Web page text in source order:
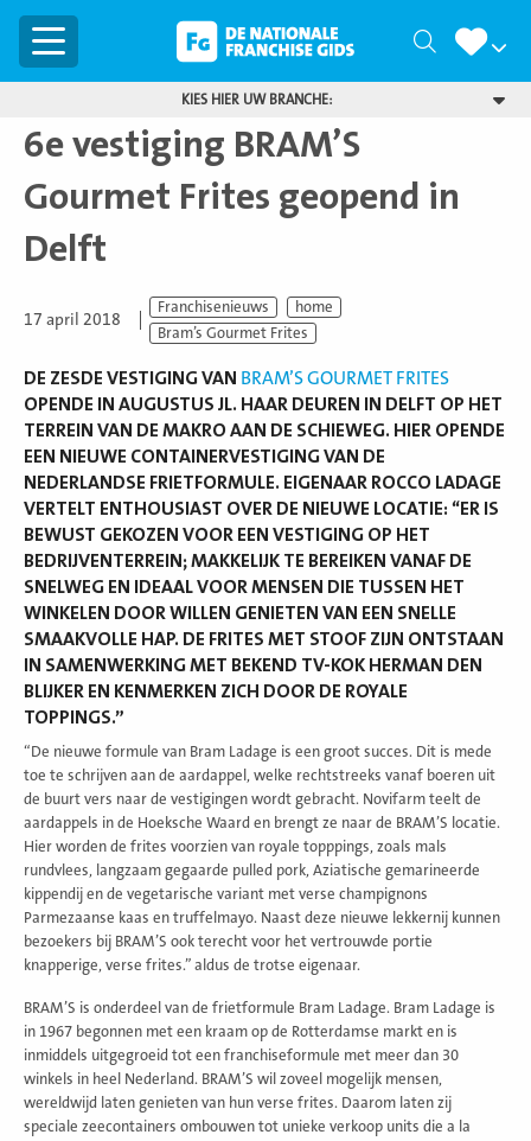
Menu Zoeken
KIES HIER UW BRANCHE:
6e vestiging BRAM’S
Gourmet Frites geopend in
Delft
17 april 2018
Franchisenieuws
home
Bram’s Gourmet Frites
DE ZESDE VESTIGING VAN BRAM’S GOURMET FRITES
OPENDE IN AUGUSTUS JL. HAAR DEUREN IN DELFT OP HET
TERREIN VAN DE MAKRO AAN DE SCHIEWEG. HIER OPENDE
EEN NIEUWE CONTAINERVESTIGING VAN DE
NEDERLANDSE FRIETFORMULE. EIGENAAR ROCCO LADAGE
VERTELT ENTHOUSIAST OVER DE NIEUWE LOCATIE: ‘‘ER IS
BEWUST GEKOZEN VOOR EEN VESTIGING OP HET
BEDRIJVENTERREIN; MAKKELIJK TE BEREIKEN VANAF DE
SNELWEG EN IDEAAL VOOR MENSEN DIE TUSSEN HET
WINKELEN DOOR WILLEN GENIETEN VAN EEN SNELLE
SMAAKVOLLE HAP. DE FRITES MET STOOF ZIJN ONTSTAAN
IN SAMENWERKING MET BEKEND TV-KOK HERMAN DEN
BLIJKER EN KENMERKEN ZICH DOOR DE ROYALE
TOPPINGS.”
“De nieuwe formule van Bram Ladage is een groot succes. Dit is mede
toe te schrijven aan de aardappel, welke rechtstreeks vanaf boeren uit
de buurt vers naar de vestigingen wordt gebracht. Novifarm teelt de
aardappels in de Hoeksche Waard en brengt ze naar de BRAM’S locatie.
Hier worden de frites voorzien van royale topppings, zoals mals
rundvlees, langzaam gegaarde pulled pork, Aziatische gemarineerde
kippendij en de vegetarische variant met verse champignons
Parmezaanse kaas en truffelmayo. Naast deze nieuwe lekkernij kunnen
bezoekers bij BRAM’S ook terecht voor het vertrouwde portie
knapperige, verse frites.” aldus de trotse eigenaar.
BRAM’S is onderdeel van de frietformule Bram Ladage. Bram Ladage is
in 1967 begonnen met een kraam op de Rotterdamse markt en is
inmiddels uitgegroeid tot een franchiseformule met meer dan 30
winkels in heel Nederland. BRAM’S wil zoveel mogelijk mensen,
wereldwijd laten genieten van hun verse frites. Daarom laten zij
speciale zeecontainers ombouwen tot unieke verkoop units die a la